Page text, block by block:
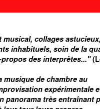
collages
inhabituels, soin de la
des interprètes..."
musique de chambre au
expérimentale
panorama très entraînant